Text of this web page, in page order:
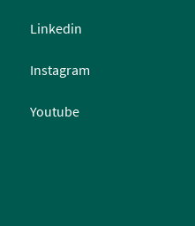
Linkedin
Instagram
Youtube